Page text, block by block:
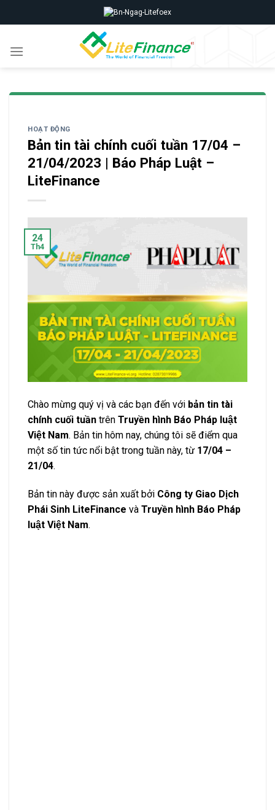
to
HOẠT ĐỘNG
Bản tin tài chính cuối tuần 17/04 –
21/04/2023 | Báo Pháp Luật –
LiteFinance
24
Th4
Chào mừng quý vị và các bạn đến với bản tin tài
chính cuối tuần trên Truyền hình Báo Pháp luật
Việt Nam. Bản tin hôm nay, chúng tôi sẽ điểm qua
một số tin tức nổi bật trong tuần này, từ 17/04 –
21/04.
Bản tin này được sản xuất bởi Công ty Giao Dịch
Phái Sinh LiteFinance và Truyền hình Báo Pháp
luật Việt Nam.